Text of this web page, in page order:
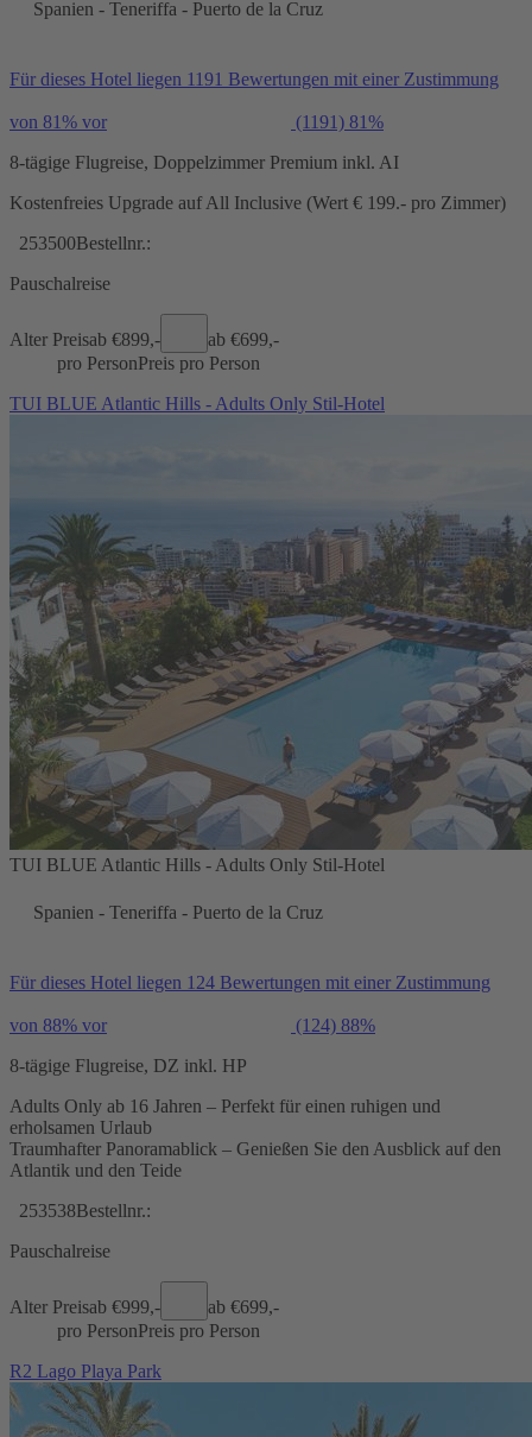
Spanien - Teneriffa - Puerto de la Cruz
Für dieses Hotel liegen 1191 Bewertungen mit einer Zustimmung
von 81% vor (1191) 81%
8-tägige Flugreise, Doppelzimmer Premium inkl. AI
Kostenfreies Upgrade auf All Inclusive (Wert € 199.- pro Zimmer)
253500Bestellnr.:
Pauschalreise
Alter Preisab €899,- ab €699,-
pro PersonPreis pro Person
TUI BLUE Atlantic Hills - Adults Only Stil-Hotel
TUI BLUE Atlantic Hills - Adults Only Stil-Hotel
Spanien - Teneriffa - Puerto de la Cruz
Für dieses Hotel liegen 124 Bewertungen mit einer Zustimmung
von 88% vor (124) 88%
8-tägige Flugreise, DZ inkl. HP
Adults Only ab 16 Jahren – Perfekt für einen ruhigen und
erholsamen Urlaub
Traumhafter Panoramablick – Genießen Sie den Ausblick auf den
Atlantik und den Teide
253538Bestellnr.:
Pauschalreise
Alter Preisab €999,- ab €699,-
pro PersonPreis pro Person
R2 Lago Playa Park